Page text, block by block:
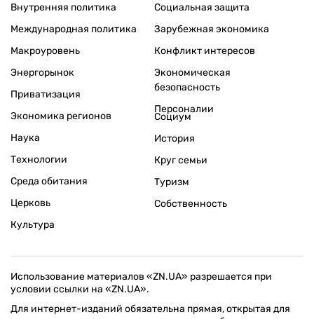
Внутренняя политика
Международная политика
Макроуровень
Энергорынок
Приватизация
Экономика регионов
Социальная защита
Зарубежная экономика
Конфликт интересов
Экономическая
безопасность
Персоналии
Наука
Технологии
Среда обитания
Церковь
Культура
Социум
История
Круг семьи
Туризм
Собственность
Использование материалов «ZN.UA» разрешается при
условии ссылки на «ZN.UA».
Для интернет-изданий обязательна прямая, открытая для